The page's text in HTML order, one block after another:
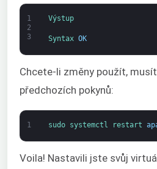
1
2
3
Výstup
Syntax OK
Chcete-li změny použít,
předchozích pokynů:
1 sudo systemctl restart
Voila! Nastavili jste svůj